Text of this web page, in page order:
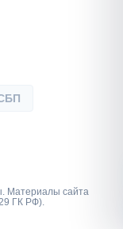
Материалы сайта
ГК РФ).